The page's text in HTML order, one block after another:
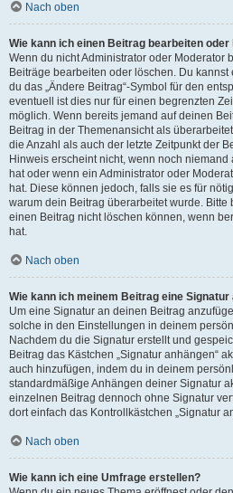
Nach oben
Wie kann ich einen Beitrag bearbeiten oder
Wenn du nicht Administrator oder Moderator
Beiträge bearbeiten oder löschen. Du
du das „Ändere Beitrag“-Symbol für den
eventuell ist dies nur für einen begrenzten
möglich. Wenn bereits jemand auf deinen
Beitrag in der Themenansicht als
die Anzahl als auch der letzte Zeitpunkt der
Hinweis erscheint nicht, wenn noch
hat oder wenn ein Administrator oder
hat. Diese können jedoch, falls sie es für
warum dein Beitrag überarbeitet wurde.
einen Beitrag nicht löschen können, wenn
hat.
Nach oben
Wie kann ich meinem Beitrag eine Signatur
Um eine Signatur an deinen Beitrag
solche in den Einstellungen in deinem
Nachdem du die Signatur erstellt und
Beitrag das Kästchen „Signatur anhängen“
auch hinzufügen, indem du in deinem
standardmäßige Anhängen deiner Signatur
einzelnen Beitrag dennoch ohne Signatur
dort einfach das Kontrollkästchen „Signatur
Nach oben
Wie kann ich eine Umfrage erstellen?